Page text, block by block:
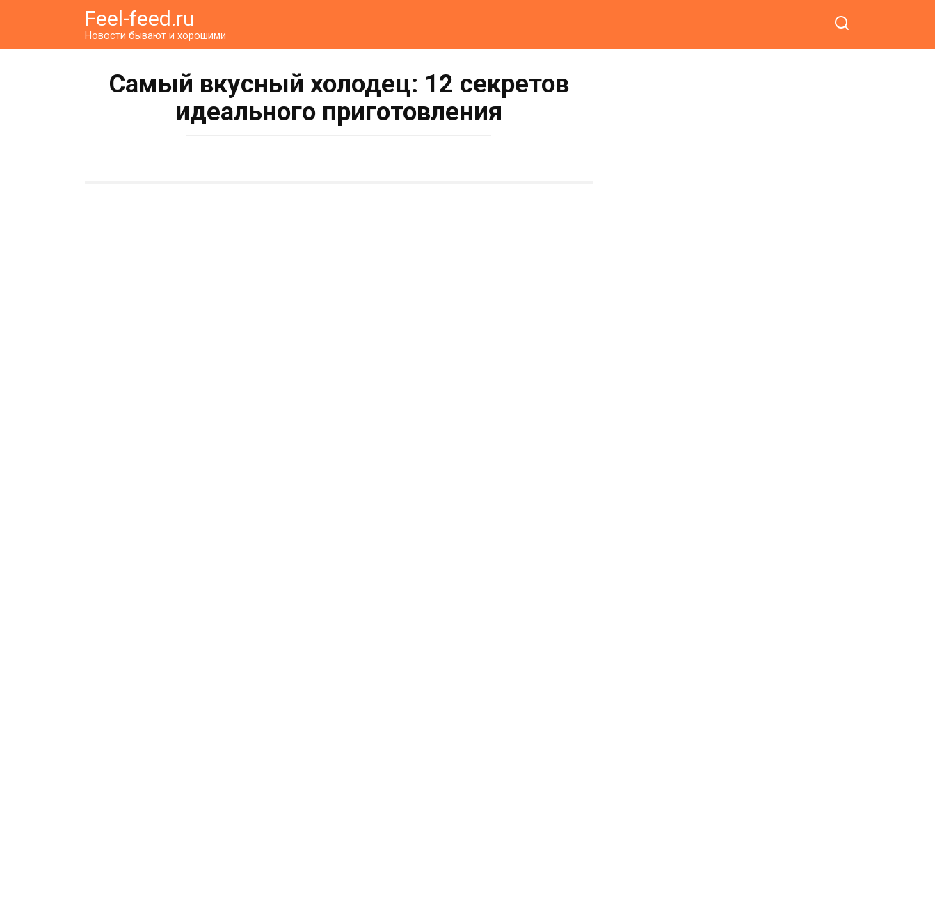
Feel-feed.ru
Новости бывают и хорошими
Самый вкусный холодец: 12 секретов
идеального приготовления